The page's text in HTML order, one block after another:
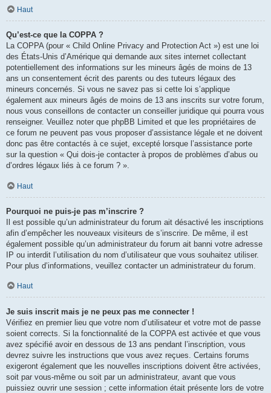
Haut
Qu’est-ce que la COPPA ?
La COPPA (pour « Child Online Privacy and Protection Act ») est une loi
des États-Unis d’Amérique qui demande aux sites internet collectant
potentiellement des informations sur les mineurs âgés de moins de 13
ans un consentement écrit des parents ou des tuteurs légaux des
mineurs concernés. Si vous ne savez pas si cette loi s’applique
également aux mineurs âgés de moins de 13 ans inscrits sur votre forum,
nous vous conseillons de contacter un conseiller juridique qui pourra vous
renseigner. Veuillez noter que phpBB Limited et que les propriétaires de
ce forum ne peuvent pas vous proposer d’assistance légale et ne doivent
donc pas être contactés à ce sujet, excepté lorsque l’assistance porte
sur la question « Qui dois-je contacter à propos de problèmes d’abus ou
d’ordres légaux liés à ce forum ? ».
Haut
Pourquoi ne puis-je pas m’inscrire ?
Il est possible qu’un administrateur du forum ait désactivé les inscriptions
afin d’empêcher les nouveaux visiteurs de s’inscrire. De même, il est
également possible qu’un administrateur du forum ait banni votre adresse
IP ou interdit l’utilisation du nom d’utilisateur que vous souhaitez utiliser.
Pour plus d’informations, veuillez contacter un administrateur du forum.
Haut
Je suis inscrit mais je ne peux pas me connecter !
Vérifiez en premier lieu que votre nom d’utilisateur et votre mot de passe
soient corrects. Si la fonctionnalité de la COPPA est activée et que vous
avez spécifié avoir en dessous de 13 ans pendant l’inscription, vous
devrez suivre les instructions que vous avez reçues. Certains forums
exigeront également que les nouvelles inscriptions doivent être activées,
soit par vous-même ou soit par un administrateur, avant que vous
puissiez ouvrir une session ; cette information était présente lors de votre